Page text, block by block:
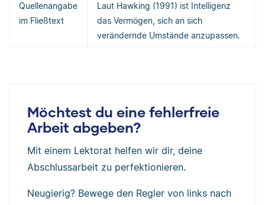
Quellenangabe
im Fließtext
Laut Hawking (1991) ist Intelligenz
das Vermögen, sich an sich
verändernde Umstände anzupassen.
Möchtest du eine fehlerfreie
Arbeit abgeben?
Mit einem Lektorat helfen wir dir, deine
Abschlussarbeit zu perfektionieren.
Neugierig? Bewege den Regler von links nach